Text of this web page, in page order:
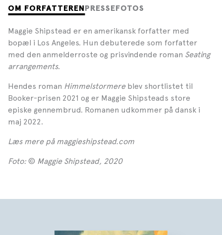
OM FORFATTERENPRESSEFOTOS
Maggie Shipstead er en amerikansk forfatter med
bopæl i Los Angeles. Hun debuterede som forfatter
med den anmelderroste og prisvindende roman Seating
arrangements.
Hendes roman Himmelstormereblev shortlistet til
Booker-prisen 2021 og er Maggie Shipsteads store
episke gennembrud. Romanen udkommer på dansk i
maj 2022.
Læs mere på maggieshipstead.com
Foto: © Maggie Shipstead, 2020